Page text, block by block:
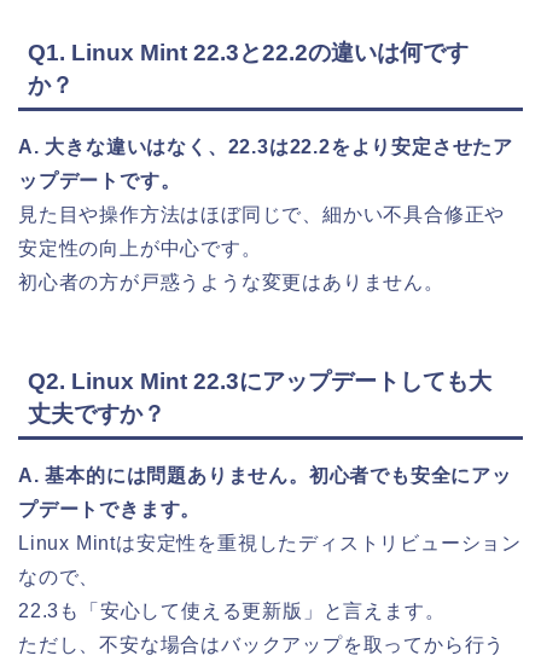
Q1. Linux Mint 22.3と22.2の違いは何です
か？
A. 大きな違いはなく、22.3は22.2をより安定させたア
ップデートです。
見た目や操作方法はほぼ同じで、細かい不具合修正や
安定性の向上が中心です。
初心者の方が戸惑うような変更はありません。
Q2. Linux Mint 22.3にアップデートしても大
丈夫ですか？
A. 基本的には問題ありません。初心者でも安全にアッ
プデートできます。
Linux Mintは安定性を重視したディストリビューション
なので、
22.3も「安心して使える更新版」と言えます。
ただし、不安な場合はバックアップを取ってから行う